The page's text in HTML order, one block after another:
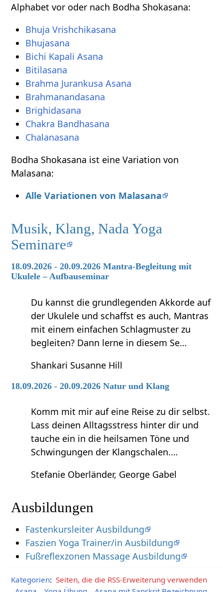
Alphabet vor oder nach Bodha Shokasana:
Bhuja Vrishchikasana
Bhujasana
Bichi Kapali Asana
Bitilasana
Brahma Jurankusa Asana
Brahmanandasana
Brighidasana
Chakra Bandhasana
Chalanasana
Bodha Shokasana ist eine Variation von
Malasana:
Alle Variationen von Malasana
Musik, Klang, Nada Yoga
Seminare
18.09.2026 - 20.09.2026 Mantra-Begleitung mit
Ukulele – Aufbauseminar
Du kannst die grundlegenden Akkorde auf
der Ukulele und schaffst es auch, Mantras
mit einem einfachen Schlagmuster zu
begleiten? Dann lerne in diesem Se…
Shankari Susanne Hill
18.09.2026 - 20.09.2026 Natur und Klang
Komm mit mir auf eine Reise zu dir selbst.
Lass deinen Alltagsstress hinter dir und
tauche ein in die heilsamen Töne und
Schwingungen der Klangschalen.…
Stefanie Oberländer, George Gabel
Ausbildungen
Fastenkursleiter Ausbildung
Faszien Yoga Trainer/in Ausbildung
Fußreflexzonen Massage Ausbildung
Kategorien: Seiten, die die RSS-Erweiterung verwenden